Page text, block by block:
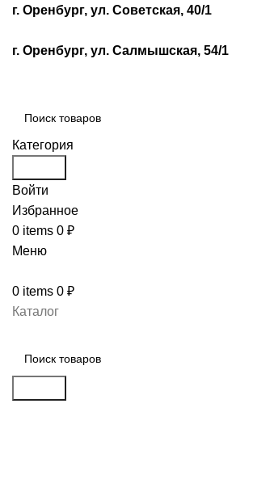
г. Оренбург, ул. Советская, 40/1
г. Оренбург, ул. Салмышская, 54/1
Категория
Войти
Избранное
0 items 0 ₽
Меню
0 items 0 ₽
Каталог